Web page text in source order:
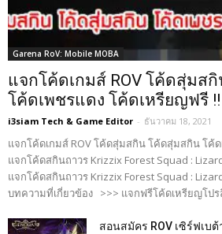
Garena RoV: Mobile MOBA
แจกโค้ดเกมส์ ROV โค้ดสุ่มส
โค้ดเพชรแดง โค้ดเหรียญฟรี !!
i3siam Tech & Game Editor - ธันวาคม 18, 2021
แจกโค้ดเกมส์ ROV โค้ดสุ่มสกิน โค้ดสุ่มสกิน โค้
แจกโค้ดสกินถาวร Krizzix Forest Squad :
แจกโค้ดสกินถาวร Krizzix Forest Squad : Lizard
บทความที่เกี่ยวข้อง >>> แจกฟรีโค้ดเหรียญโปร
สอนสมัคร ROV เซิร์ฟเบ